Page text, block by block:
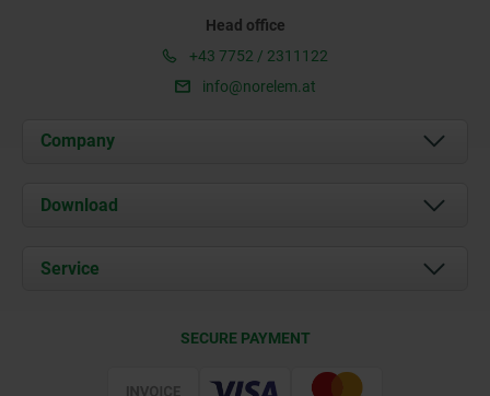
Head office
+43 7752 / 2311122
info@norelem.at
Company
About us
Contact
Download
Service
SECURE PAYMENT